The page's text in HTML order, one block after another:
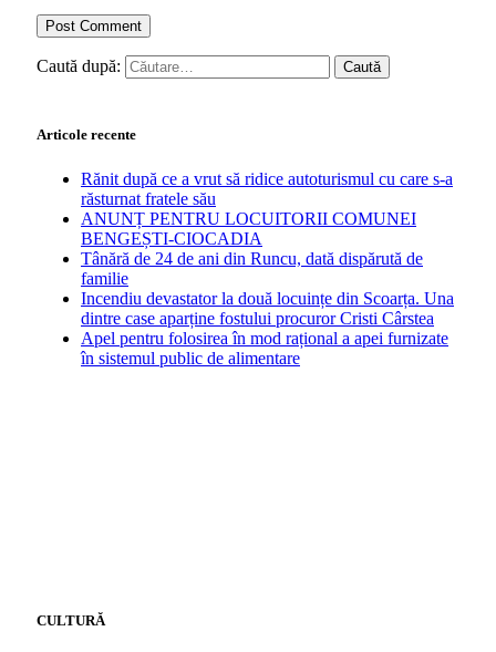
Caută după:
Articole recente
Rănit după ce a vrut să ridice autoturismul cu care s-a
răsturnat fratele său
ANUNȚ PENTRU LOCUITORII COMUNEI
BENGEȘTI-CIOCADIA
Tânără de 24 de ani din Runcu, dată dispărută de
familie
Incendiu devastator la două locuințe din Scoarța. Una
dintre case aparține fostului procuror Cristi Cârstea
Apel pentru folosirea în mod rațional a apei furnizate
în sistemul public de alimentare
CULTURĂ